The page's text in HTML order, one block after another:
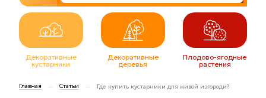
Декоративные
кустарники
Декоративные
деревья
Плодово-ягодные
растения
Главная — Статьи — Где купить кустарники для живой изгороди?